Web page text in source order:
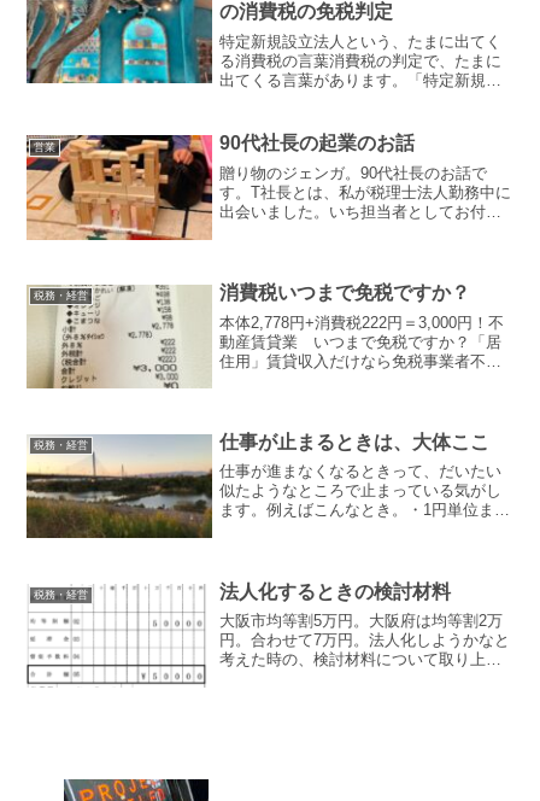
の消費税の免税判定
特定新規設立法人という、たまに出てく
る消費税の言葉消費税の判定で、たまに
出てくる言葉があります。「特定新規設
てくるかというと、そうでもありませ
ん。むしろ、出番はほとんど...
営業 90代社長の起業のお話
贈り物のジェンガ。90代社長のお話で
す。T社長とは、私が税理士法人勤務中に
出会いました。いち担当者としてお付き
ますし、税理士になる...
税務・経営 消費税いつまで免税ですか？
本体2,778円+消費税222円＝3,000円！不
動産賃貸業 いつまで免税ですか？「居
住用」賃貸収入だけなら免税事業者不動
あるいは複...
税務・経営 仕事が止まるときは、大体ここ
仕事が進まなくなるときって、だいたい
似たようなところで止まっている気がし
ます。例えばこんなとき。・1円単位まで
中心に進めるほうが早...
税務・経営 法人化するときの検討材料
大阪市均等割5万円。大阪府は均等割2万
円。合わせて7万円。法人化しようかなと
考えた時の、検討材料について取り上げ